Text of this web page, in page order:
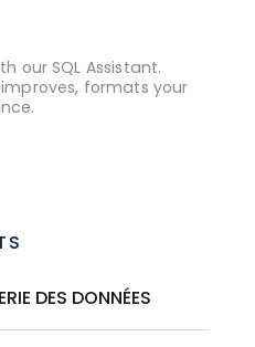
our SQL Assistant.
formats your
DES DONNÉES